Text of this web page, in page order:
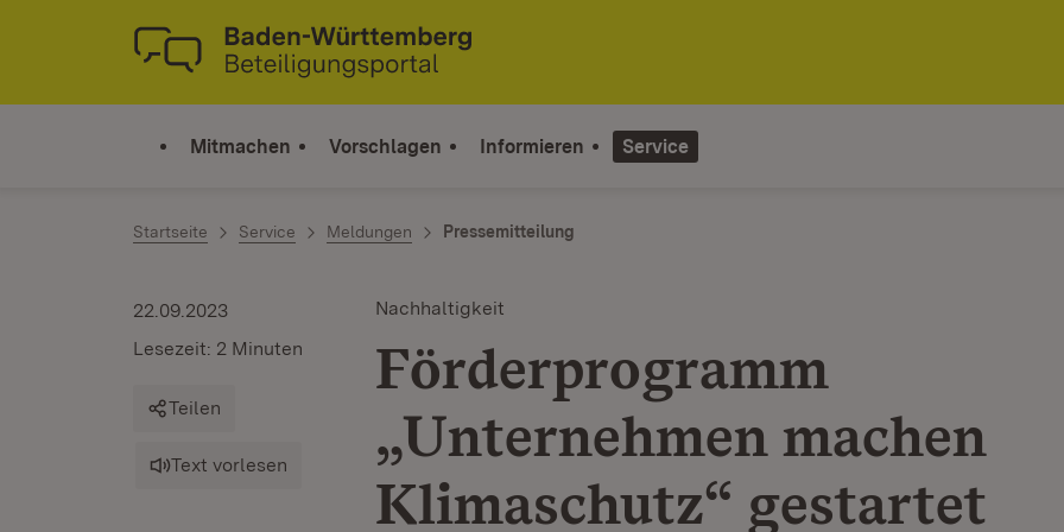
Zum Inhalt springen
Link zur Startseite
Mitmachen Vorschlagen Informieren Service
Startseite Service Meldungen Pressemitteilung
Nachhaltigkeit
Förderprogramm
„Unternehmen machen
Klimaschutz“ gestartet
22.09.2023
Lesezeit: 2 Minuten
Teilen
Text vorlesen